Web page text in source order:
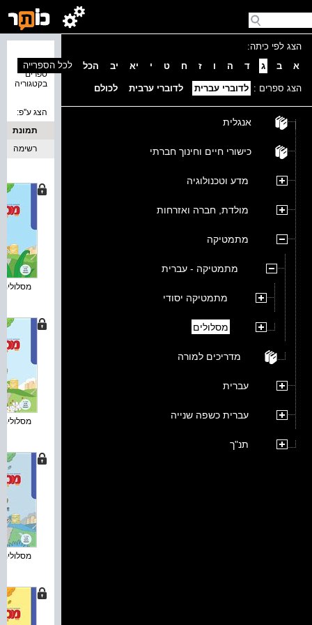
הצג לפי כיתה:
א
ב ג ד ה ו ז ח ט י יא יב הכל
הצג ספרים : לדוברי עברית לדוברי ערבית לכולם
אנגלית
כישורי חיים וחינוך חברתי
מדע וטכנולוגיה
מולדת, חברה ואזרחות
מתמטיקה
מתמטיקה - עברית
מתמטיקה יסודי
מסלולים
מדריכים למורה
עברית
עברית כשפה שנייה
תנ"ך
ספרים
בקטגוריה
לכל הספרייה
הצג ע''פ:
תמונת
כריכה
רשימה